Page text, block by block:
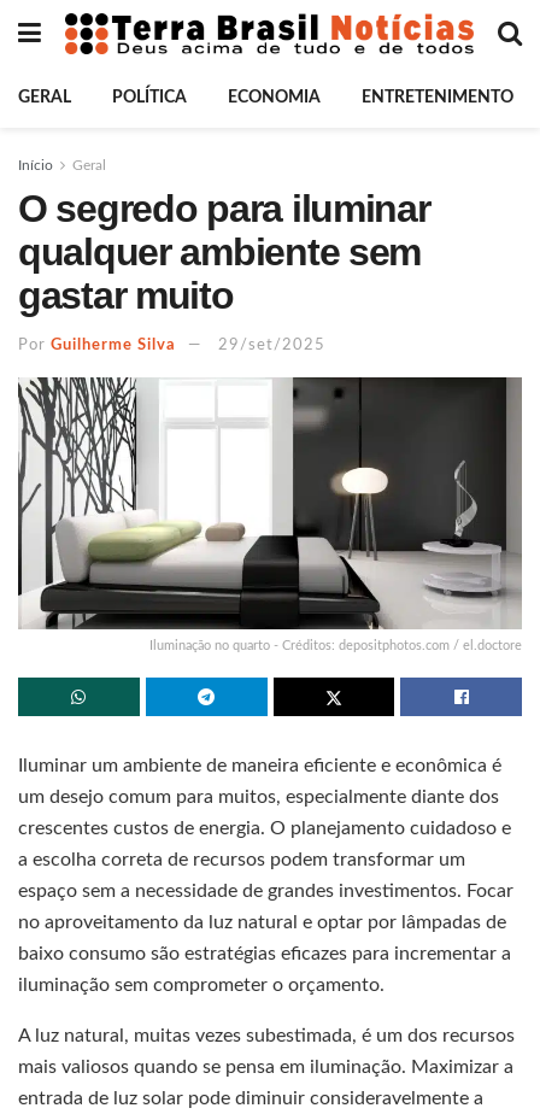
GERAL POLÍTICA ECONOMIA ENTRETENIMENTO
Início Geral
O segredo para iluminar
qualquer ambiente sem
gastar muito
Por Guilherme Silva 29/set/2025
Iluminação no quarto - Créditos: depositphotos.com / el.doctore
Iluminar um ambiente de maneira eficiente e econômica é
um desejo comum para muitos, especialmente diante dos
crescentes custos de energia. O planejamento cuidadoso e
a escolha correta de recursos podem transformar um
espaço sem a necessidade de grandes investimentos. Focar
no aproveitamento da luz natural e optar por lâmpadas de
baixo consumo são estratégias eficazes para incrementar a
iluminação sem comprometer o orçamento.
A luz natural, muitas vezes subestimada, é um dos recursos
mais valiosos quando se pensa em iluminação. Maximizar a
entrada de luz solar pode diminuir consideravelmente a